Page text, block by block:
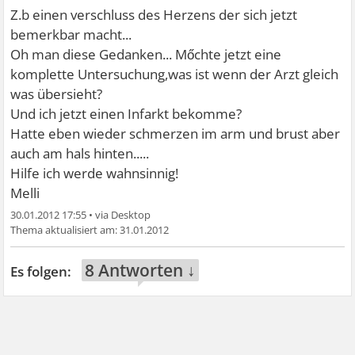
Z.b einen verschluss des Herzens der sich jetzt
bemerkbar macht...
Oh man diese Gedanken... Mőchte jetzt eine
komplette Untersuchung,was ist wenn der Arzt gleich
was übersieht?
Und ich jetzt einen Infarkt bekomme?
Hatte eben wieder schmerzen im arm und brust aber
auch am hals hinten.....
Hilfe ich werde wahnsinnig!
Melli
30.01.2012 17:55 •
31.01.2012
8 Antworten ↓